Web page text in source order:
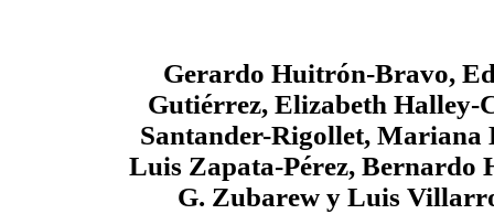
Gerardo Huitrón-Bravo,
Gutiérrez, Elizabeth Halley-
Santander-Rigollet, Mariana
Luis Zapata-Pérez, Bernardo
G. Zubarew y Luis